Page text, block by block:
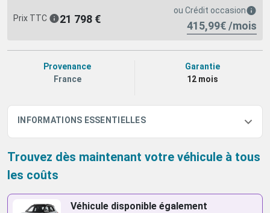
Prix TTC 21 798 €
ou Crédit occasion
415,99€ /mois
Provenance
France
Garantie
12 mois
INFORMATIONS ESSENTIELLES
Trouvez dès maintenant votre véhicule à tous
les coûts
Véhicule disponible également